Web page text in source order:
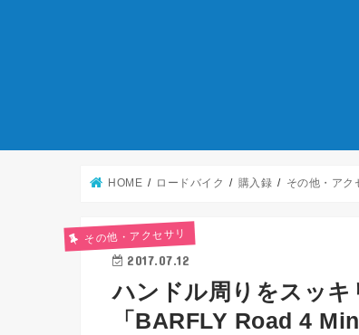
HOME ロードバイク 購入録 その他・アク
その他・アクセサリ
2017.07.12
ハンドル周りをスッ
「BARFLY Road 4